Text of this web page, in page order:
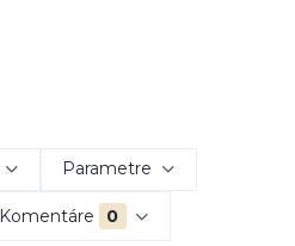
Parametre
Komentáre 0